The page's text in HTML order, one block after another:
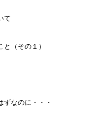
て
と（その１）
ずなのに・・・